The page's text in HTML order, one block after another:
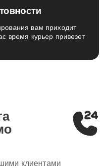
вам приходит
время курьер привезет
клиентами